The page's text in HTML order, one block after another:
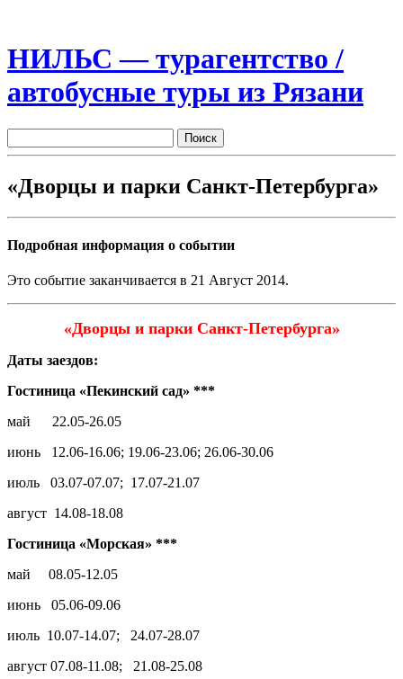
НИЛЬС — турагентство /
автобусные туры из Рязани
«Дворцы и парки Санкт-Петербурга»
Подробная информация о событии
Это событие заканчивается в 21 Август 2014.
«Дворцы и парки Санкт-Петербурга»
Даты заездов:
Гостиница «Пекинский сад» ***
май 22.05-26.05
июнь 12.06-16.06; 19.06-23.06; 26.06-30.06
июль 03.07-07.07; 17.07-21.07
август 14.08-18.08
Гостиница «Морская» ***
май 08.05-12.05
июнь 05.06-09.06
июль 10.07-14.07; 24.07-28.07
август 07.08-11.08; 21.08-25.08